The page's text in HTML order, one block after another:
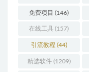
免费项目 (146)
在线工具 (157)
引流教程 (44)
精选软件(1209)